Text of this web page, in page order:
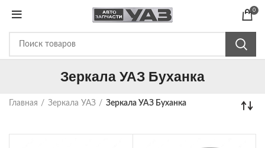
0
Зеркала УАЗ Буханка
Главная Зеркала УАЗ Зеркала УАЗ Буханка